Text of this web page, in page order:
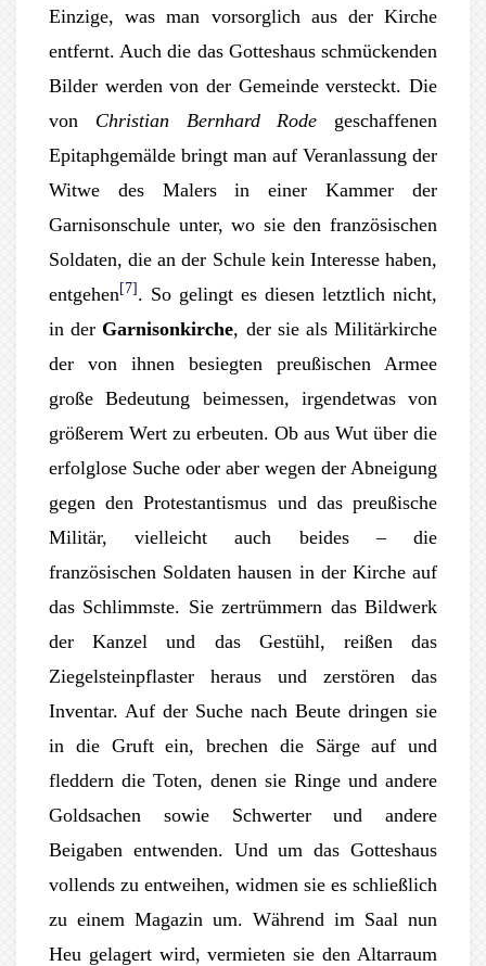
Einzige, was man vorsorglich aus der Kirche
entfernt. Auch die das Gotteshaus schmückenden
Bilder werden von der Gemeinde versteckt. Die
von Christian Bernhard Rode geschaffenen
Epitaphgemälde bringt man auf Veranlassung der
Witwe des Malers in einer Kammer der
Garnisonschule unter, wo sie den französischen
Soldaten, die an der Schule kein Interesse haben,
entgehen [7] . So gelingt es diesen letztlich nicht,
in der Garnisonkirche, der sie als Militärkirche
der von ihnen besiegten preußischen Armee
große Bedeutung beimessen, irgendetwas von
größerem Wert zu erbeuten. Ob aus Wut über die
erfolglose Suche oder aber wegen der Abneigung
gegen den Protestantismus und das preußische
Militär, vielleicht auch beides – die
französischen Soldaten hausen in der Kirche auf
das Schlimmste. Sie zertrümmern das Bildwerk
der Kanzel und das Gestühl, reißen das
Ziegelsteinpflaster heraus und zerstören das
Inventar. Auf der Suche nach Beute dringen sie
in die Gruft ein, brechen die Särge auf und
fleddern die Toten, denen sie Ringe und andere
Goldsachen sowie Schwerter und andere
Beigaben entwenden. Und um das Gotteshaus
vollends zu entweihen, widmen sie es schließlich
zu einem Magazin um. Während im Saal nun
Heu gelagert wird, vermieten sie den Altarraum